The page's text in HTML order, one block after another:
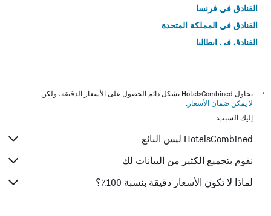
الفنادق في فرنسا
الفنادق في المملكة المتحدة
الفنادق في إيطاليا
*
يحاول HotelsCombined بشكل دائم الحصول على الأسعار الدقيقة، ولكن
لا يمكن ضمان الأسعار .
إليك السبب:
HotelsCombined ليس البائع
نقوم بتجميع الكثير من البيانات لك
لماذا لا تكون الأسعار دقيقة بنسبة 100٪؟